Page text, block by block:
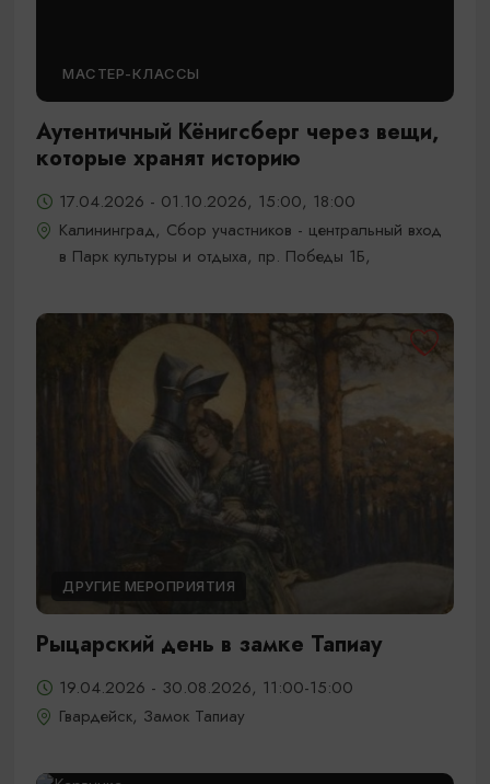
МАСТЕР-КЛАССЫ
Аутентичный Кёнигсберг через вещи,
которые хранят историю
17.04.2026 - 01.10.2026, 15:00, 18:00
Калининград, Сбор участников - центральный вход
в Парк культуры и отдыха, пр. Победы 1Б,
ДРУГИЕ МЕРОПРИЯТИЯ
Рыцарский день в замке Тапиау
19.04.2026 - 30.08.2026, 11:00-15:00
Гвардейск, Замок Тапиау